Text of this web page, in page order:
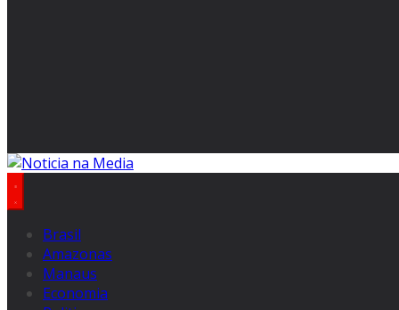
Brasil
Amazonas
Manaus
Economia